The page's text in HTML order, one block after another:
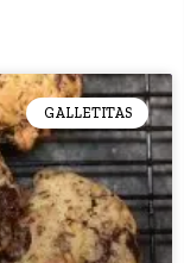
GALLETITAS